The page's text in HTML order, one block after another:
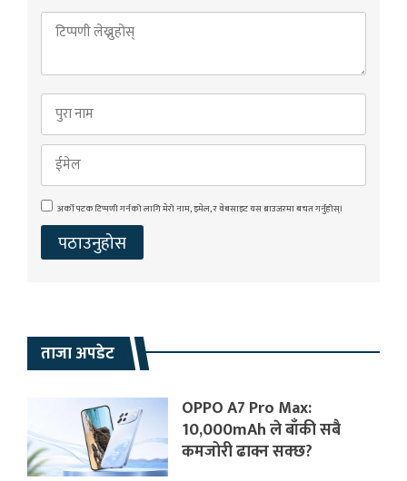
अर्को पटक टिप्पणी गर्नको लागि मेरो नाम, इमेल, र वेबसाइट यस ब्राउजरमा बचत गर्नुहोस्।
ताजा अपडेट
OPPO A7 Pro Max:
10,000mAh ले बाँकी सबै
कमजोरी ढाक्न सक्छ?